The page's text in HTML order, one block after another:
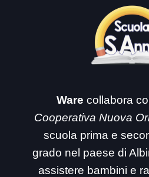
Ware collabora
Cooperativa Nuova
scuola prima e
grado nel paese di
assistere bambini e